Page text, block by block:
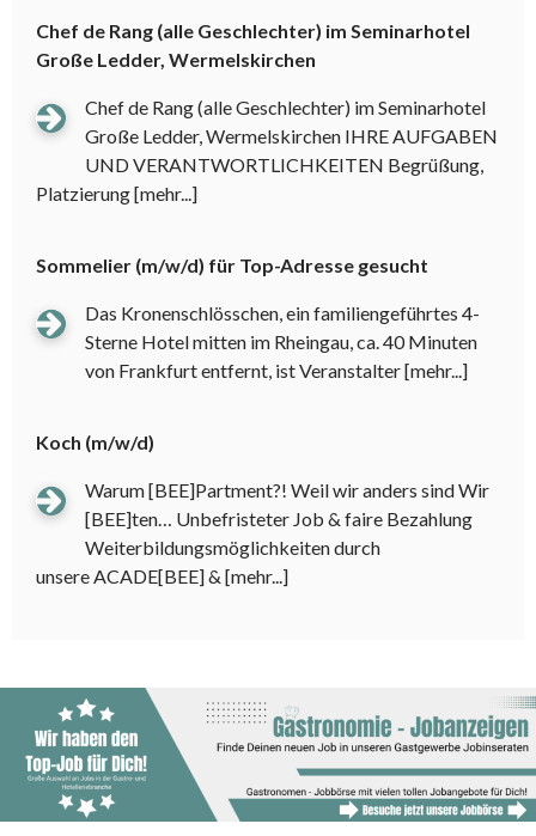
Chef de Rang (alle Geschlechter) im Seminarhotel
Große Ledder, Wermelskirchen
Chef de Rang (alle Geschlechter) im Seminarhotel
Große Ledder, Wermelskirchen IHRE AUFGABEN
UND VERANTWORTLICHKEITEN Begrüßung,
Platzierung[mehr...]
Sommelier (m/w/d) für Top-Adresse gesucht
Das Kronenschlösschen, ein familiengeführtes 4-
Sterne Hotel mitten im Rheingau, ca. 40 Minuten
von Frankfurt entfernt, ist Veranstalter[mehr...]
Koch (m/w/d)
Warum [BEE]Partment?! Weil wir anders sind Wir
[BEE]ten… Unbefristeter Job & faire Bezahlung
Weiterbildungsmöglichkeiten durch
unsere ACADE[BEE] & [mehr...]